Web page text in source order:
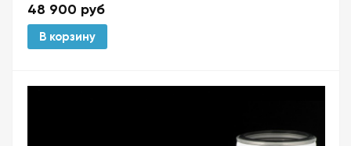
48 900 руб
В корзину